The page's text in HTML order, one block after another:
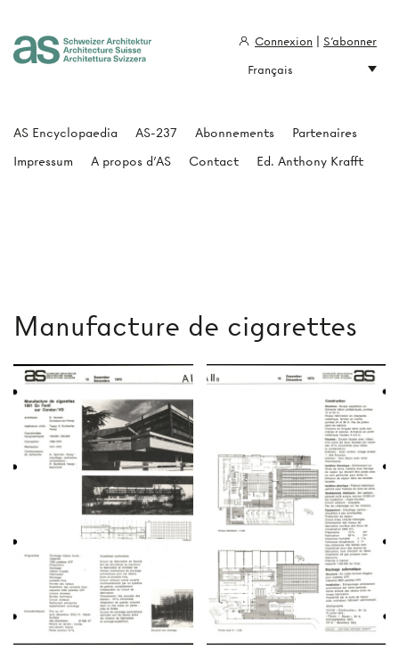
Manufacture de cigarettes
AS Encyclopaedia AS-237 Abonnements
Partenaires
Impressum
A propos d'AS Contact Ed. Anthony Krafft
Connexion
S'abonner
Français